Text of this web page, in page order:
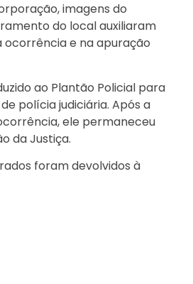
imagens do
do local auxiliaram
ocorrência e na apuração
ao Plantão Policial para
polícia judiciária. Após a
ele permaneceu
da Justiça.
foram devolvidos à